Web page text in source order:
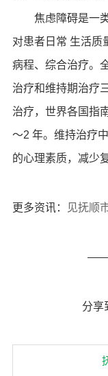
焦虑障碍是一
对患者日常 生活质
病程、综合治疗。
治疗和维持期治疗
治疗，世界各国指
～2 年。维持治疗
的心理素质，减少
更多资讯： 见抚顺
——
分享